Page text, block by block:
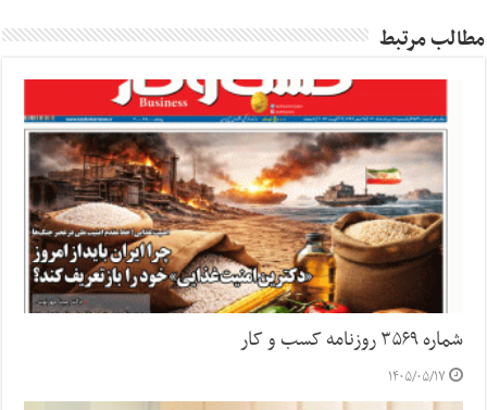
مطالب مرتبط
شماره ۳۵۶۹ روزنامه کسب و کار
۱۴۰۵/۰۵/۱۷